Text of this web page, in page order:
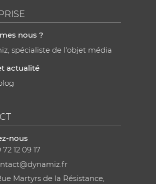
nous ?
spécialiste de l'objet média
actualité
nous
12 09 17
Martyrs de la Résistance,